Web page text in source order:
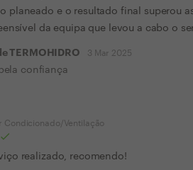
planeado e o resultado final superou
da equipa que levou a cabo o
TERMOHIDRO 3 Mar 2025
confiança
Condicionado/Ventilação
realizado, recomendo!